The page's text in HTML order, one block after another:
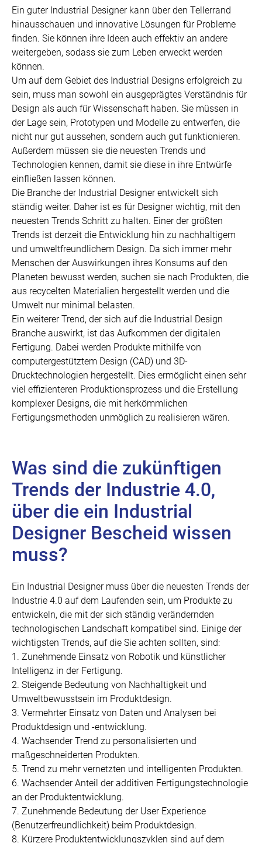
Ein guter Industrial Designer kann über den Tellerrand
hinausschauen und innovative Lösungen für Probleme
finden. Sie können ihre Ideen auch effektiv an andere
weitergeben, sodass sie zum Leben erweckt werden
können.
Um auf dem Gebiet des Industrial Designs erfolgreich zu
sein, muss man sowohl ein ausgeprägtes Verständnis für
Design als auch für Wissenschaft haben. Sie müssen in
der Lage sein, Prototypen und Modelle zu entwerfen, die
nicht nur gut aussehen, sondern auch gut funktionieren.
Außerdem müssen sie die neuesten Trends und
Technologien kennen, damit sie diese in ihre Entwürfe
einfließen lassen können.
Die Branche der Industrial Designer entwickelt sich
ständig weiter. Daher ist es für Designer wichtig, mit den
neuesten Trends Schritt zu halten. Einer der größten
Trends ist derzeit die Entwicklung hin zu nachhaltigem
und umweltfreundlichem Design. Da sich immer mehr
Menschen der Auswirkungen ihres Konsums auf den
Planeten bewusst werden, suchen sie nach Produkten, die
aus recycelten Materialien hergestellt werden und die
Umwelt nur minimal belasten.
Ein weiterer Trend, der sich auf die Industrial Design
Branche auswirkt, ist das Aufkommen der digitalen
Fertigung. Dabei werden Produkte mithilfe von
computergestütztem Design (CAD) und 3D-
Drucktechnologien hergestellt. Dies ermöglicht einen sehr
viel effizienteren Produktionsprozess und die Erstellung
komplexer Designs, die mit herkömmlichen
Fertigungsmethoden unmöglich zu realisieren wären.
Was sind die zukünftigen
Trends der Industrie 4.0,
über die ein Industrial
Designer Bescheid wissen
muss?
Ein Industrial Designer muss über die neuesten Trends der
Industrie 4.0 auf dem Laufenden sein, um Produkte zu
entwickeln, die mit der sich ständig verändernden
technologischen Landschaft kompatibel sind. Einige der
wichtigsten Trends, auf die Sie achten sollten, sind:
1. Zunehmende Einsatz von Robotik und künstlicher
Intelligenz in der Fertigung.
2. Steigende Bedeutung von Nachhaltigkeit und
Umweltbewusstsein im Produktdesign.
3. Vermehrter Einsatz von Daten und Analysen bei
Produktdesign und -entwicklung.
4. Wachsender Trend zu personalisierten und
maßgeschneiderten Produkten.
5. Trend zu mehr vernetzten und intelligenten Produkten.
6. Wachsender Anteil der additiven Fertigungstechnologie
an der Produktentwicklung.
7. Zunehmende Bedeutung der User Experience
(Benutzerfreundlichkeit) beim Produktdesign.
8. Kürzere Produktentwicklungszyklen sind auf dem